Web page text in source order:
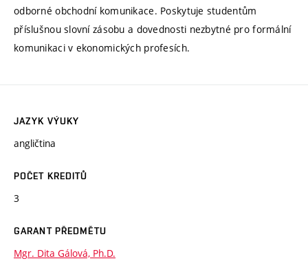
odborné obchodní komunikace. Poskytuje studentům
příslušnou slovní zásobu a dovednosti nezbytné pro formální
komunikaci v ekonomických profesích.
JAZYK VÝUKY
angličtina
POČET KREDITŮ
3
GARANT PŘEDMĚTU
Mgr. Dita Gálová, Ph.D.